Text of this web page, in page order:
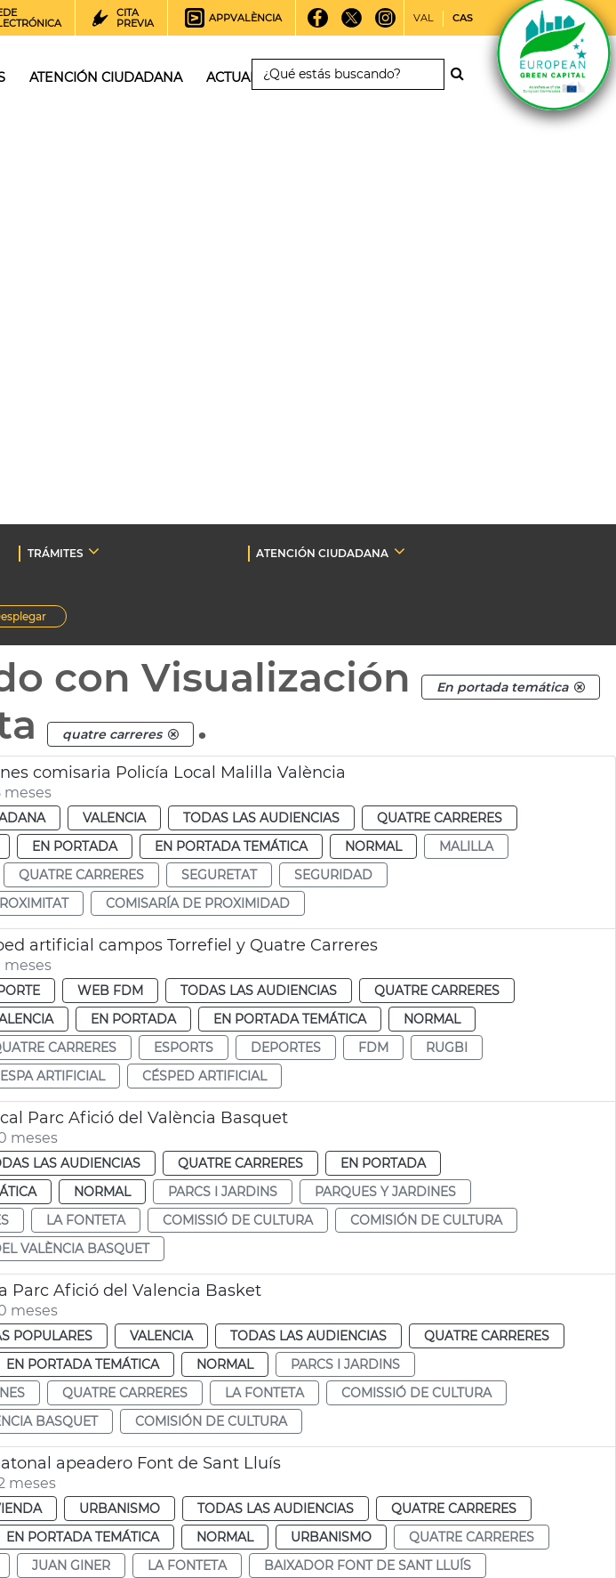
CITA
PREVIA
APPVALÈNCIA VAL CAS
ATENCIÓN CIUDADANA ACTUALIDAD
TRÁMITES
ATENCIÓN CIUDADANA
con Visualización En portada temática
quatre carreres .
comisaria Policía Local Malilla València
meses
VALENCIA TODAS LAS AUDIENCIAS
QUATRE CARRERES
EN PORTADA EN PORTADA TEMÁTICA NORMAL
MALILLA
QUATRE CARRERES SEGURETAT
SEGURIDAD
COMISARÍA DE PROXIMIDAD
artificial campos Torrefiel y Quatre Carreres
meses
WEB FDM TODAS LAS AUDIENCIAS
QUATRE CARRERES
EN PORTADA EN PORTADA TEMÁTICA
NORMAL
CARRERES ESPORTS DEPORTES FDM
RUGBI
ARTIFICIAL CÉSPED ARTIFICIAL
Parc Afició del València Basquet
meses
LAS AUDIENCIAS QUATRE CARRERES
EN PORTADA
NORMAL PARCS I JARDINS
PARQUES Y JARDINES
LA FONTETA COMISSIÓ DE CULTURA
COMISIÓN DE CULTURA
VALÈNCIA BASQUET
Parc Afició del Valencia Basket
meses
POPULARES VALENCIA TODAS LAS AUDIENCIAS
QUATRE CARRERES
EN PORTADA TEMÁTICA NORMAL
PARCS I JARDINS
QUATRE CARRERES LA FONTETA
COMISSIÓ DE CULTURA
BASQUET
COMISIÓN DE CULTURA
apeadero Font de Sant Lluís
meses
URBANISMO TODAS LAS AUDIENCIAS
QUATRE CARRERES
EN PORTADA TEMÁTICA NORMAL URBANISMO
QUATRE CARRERES
JUAN GINER LA FONTETA
BAIXADOR FONT DE SANT LLUÍS